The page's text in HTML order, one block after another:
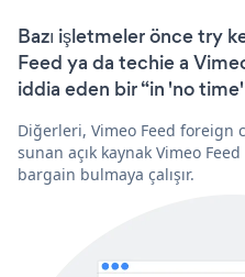
Bazı işletmeler önce try
Feed ya da techie a
iddia eden bir “in 'no
Diğerleri, Vimeo Feed foreign
sunan açık kaynak Vimeo
bargain bulmaya çalışır.